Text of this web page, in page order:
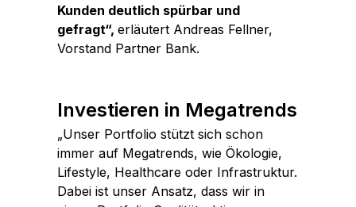
Kunden deutlich spürbar und
gefragt“, erläutert Andreas Fellner,
Vorstand Partner Bank.
Investieren in Megatrends
„Unser Portfolio stützt sich schon
immer auf Megatrends, wie Ökologie,
Lifestyle, Healthcare oder Infrastruktur.
Dabei ist unser Ansatz, dass wir in